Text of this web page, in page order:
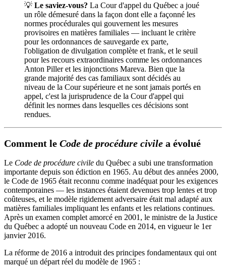
💡 Le saviez-vous? La Cour d'appel du Québec a joué
un rôle démesuré dans la façon dont elle a façonné les
normes procédurales qui gouvernent les mesures
provisoires en matières familiales — incluant le critère
pour les ordonnances de sauvegarde ex parte,
l'obligation de divulgation complète et frank, et le seuil
pour les recours extraordinaires comme les ordonnances
Anton Piller et les injonctions Mareva. Bien que la
grande majorité des cas familiaux sont décidés au
niveau de la Cour supérieure et ne sont jamais portés en
appel, c'est la jurisprudence de la Cour d'appel qui
définit les normes dans lesquelles ces décisions sont
rendues.
Comment le Code de procédure civile a évolué
Le Code de procédure civile du Québec a subi une transformation
importante depuis son édiction en 1965. Au début des années 2000,
le Code de 1965 était reconnu comme inadéquat pour les exigences
contemporaines — les instances étaient devenues trop lentes et trop
coûteuses, et le modèle rigidement adversaire était mal adapté aux
matières familiales impliquant les enfants et les relations continues.
Après un examen complet amorcé en 2001, le ministre de la Justice
du Québec a adopté un nouveau Code en 2014, en vigueur le 1er
janvier 2016.
La réforme de 2016 a introduit des principes fondamentaux qui ont
marqué un départ réel du modèle de 1965 :